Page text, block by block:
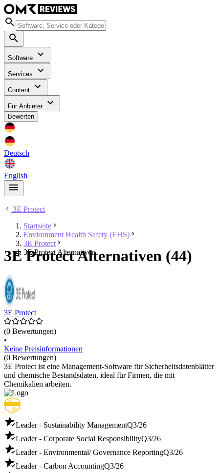
Software
Services
Content
Für Anbieter
Bewerten
Deutsch
English
3E Protect
Startseite
Environment Health Safety (EHS)
3E Protect
3E Protect Alternativen
3E Protect Alternativen (44)
3E Protect
(0 Bewertungen)
•
Keine Preisinformationen
(0 Bewertungen)
3E Protect ist eine Management-Software für Sicherheitsdatenblätter
und chemische Bestandsdaten, ideal für Firmen, die mit
Chemikalien arbeiten.
Leader - Sustainability ManagementQ3/26
Leader - Corporate Social ResponsibilityQ3/26
Leader - Environmental/ Governance ReportingQ3/26
Leader - Carbon AccountingQ3/26